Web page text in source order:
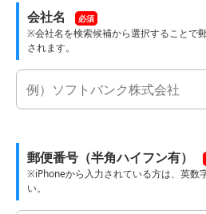
会社名 必須
※会社名を検索候補から選択することで
されます。
郵便番号（半角ハイフン有）
※iPhoneから入力されている方は、英数
い。